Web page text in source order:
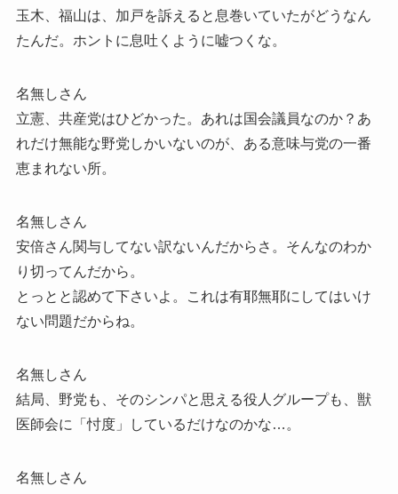
玉木、福山は、加戸を訴えると息巻いていたがどうなん
たんだ。ホントに息吐くように嘘つくな。
名無しさん
立憲、共産党はひどかった。あれは国会議員なのか？あ
れだけ無能な野党しかいないのが、ある意味与党の一番
恵まれない所。
名無しさん
安倍さん関与してない訳ないんだからさ。そんなのわか
り切ってんだから。
とっとと認めて下さいよ。これは有耶無耶にしてはいけ
ない問題だからね。
名無しさん
結局、野党も、そのシンパと思える役人グループも、獣
医師会に「忖度」しているだけなのかな…。
名無しさん